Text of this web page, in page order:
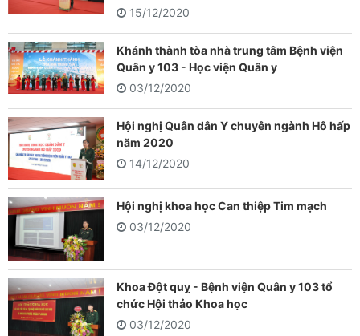
15/12/2020
Khánh thành tòa nhà trung tâm Bệnh viện
Quân y 103 - Học viện Quân y
03/12/2020
Hội nghị Quân dân Y chuyên ngành Hô hấp
năm 2020
14/12/2020
Hội nghị khoa học Can thiệp Tim mạch
03/12/2020
Khoa Đột quỵ - Bệnh viện Quân y 103 tổ
chức Hội thảo Khoa học
03/12/2020